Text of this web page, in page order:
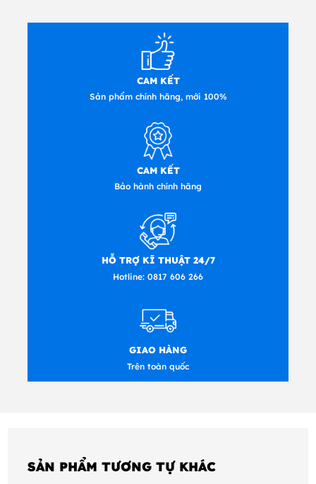
CAM KẾT
Sản phẩm chính hãng, mới 100%
CAM KẾT
Bảo hành chính hãng
HỖ TRỢ KĨ THUẬT 24/7
Hotline: 0817 606 266
GIAO HÀNG
Trên toàn quốc
SẢN PHẨM TƯƠNG TỰ KHÁC